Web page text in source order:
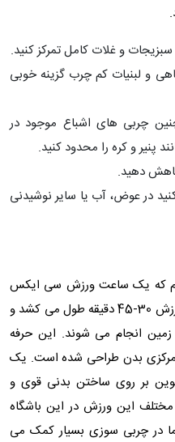
و غلات کامل تمرکز کنید.
و لبنیات کم چرب گزینه خوبی
چربی های اشباع موجود در
پنیر و کره را محدود کنید.
دهید.
در عوض، آب یا سایر نوشیدنی
که یک ساعت ورزش سی ایکس
چقدر کالری می سوزاند؟ انجام این ورزش 30-45 دقیقه طول می کشد و
انجام می شوند. این حرفه
بدن طراحی شده است. یک
بر روی ساختن بدنی قوی و
مختلف این ورزش در این باشگاه
در چربی سوزی بسیار کمک می